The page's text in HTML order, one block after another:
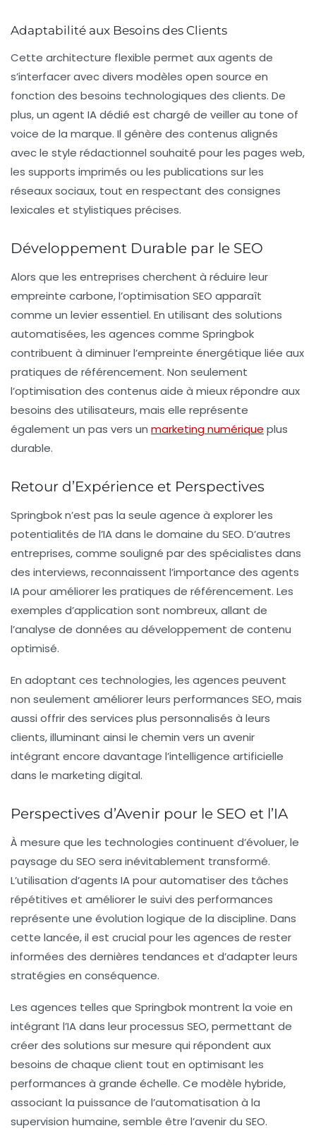
Adaptabilité aux Besoins des Clients
Cette architecture flexible permet aux agents de
s’interfacer avec divers modèles open source en
fonction des besoins technologiques des clients. De
plus, un agent IA dédié est chargé de veiller au tone of
voice de la marque. Il génère des contenus alignés
avec le style rédactionnel souhaité pour les pages web,
les supports imprimés ou les publications sur les
réseaux sociaux, tout en respectant des consignes
lexicales et stylistiques précises.
Développement Durable par le SEO
Alors que les entreprises cherchent à réduire leur
empreinte carbone, l’optimisation SEO apparaît
comme un levier essentiel. En utilisant des solutions
automatisées, les agences comme Springbok
contribuent à diminuer l’empreinte énergétique liée aux
pratiques de référencement. Non seulement
l’optimisation des contenus aide à mieux répondre aux
besoins des utilisateurs, mais elle représente
également un pas vers un marketing numérique plus
durable.
Retour d’Expérience et Perspectives
Springbok n’est pas la seule agence à explorer les
potentialités de l’IA dans le domaine du SEO. D’autres
entreprises, comme souligné par des spécialistes dans
des interviews, reconnaissent l’importance des agents
IA pour améliorer les pratiques de référencement. Les
exemples d’application sont nombreux, allant de
l’analyse de données au développement de contenu
optimisé.
En adoptant ces technologies, les agences peuvent
non seulement améliorer leurs performances SEO, mais
aussi offrir des services plus personnalisés à leurs
clients, illuminant ainsi le chemin vers un avenir
intégrant encore davantage l’intelligence artificielle
dans le marketing digital.
Perspectives d’Avenir pour le SEO et l’IA
À mesure que les technologies continuent d’évoluer, le
paysage du SEO sera inévitablement transformé.
L’utilisation d’agents IA pour automatiser des tâches
répétitives et améliorer le suivi des performances
représente une évolution logique de la discipline. Dans
cette lancée, il est crucial pour les agences de rester
informées des dernières tendances et d’adapter leurs
stratégies en conséquence.
Les agences telles que Springbok montrent la voie en
intégrant l’IA dans leur processus SEO, permettant de
créer des solutions sur mesure qui répondent aux
besoins de chaque client tout en optimisant les
performances à grande échelle. Ce modèle hybride,
associant la puissance de l’automatisation à la
supervision humaine, semble être l’avenir du SEO.